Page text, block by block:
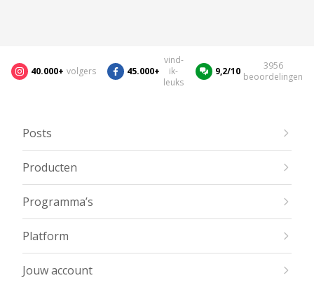
40.000+ volgers 45.000+
vind-
ik-
leuks
9,2/10
3956
beoordelingen
Posts
Producten
Programma’s
Platform
Jouw account